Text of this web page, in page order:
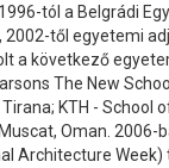
tól a Belgrádi
2002-től egyetemi
a következő
The New
KTH - School
Oman. 2006-
Architecture Week)